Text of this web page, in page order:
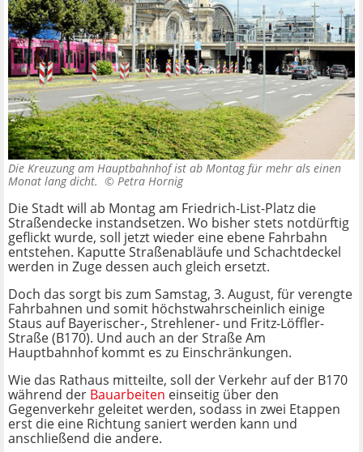
Die Kreuzung am Hauptbahnhof ist ab Montag für mehr als einen
Monat lang dicht. © Petra Hornig
Die Stadt will ab Montag am Friedrich-List-Platz die
Straßendecke instandsetzen. Wo bisher stets notdürftig
geflickt wurde, soll jetzt wieder eine ebene Fahrbahn
entstehen. Kaputte Straßenabläufe und Schachtdeckel
werden in Zuge dessen auch gleich ersetzt.
Doch das sorgt bis zum Samstag, 3. August, für verengte
Fahrbahnen und somit höchstwahrscheinlich einige
Staus auf Bayerischer-, Strehlener- und Fritz-Löffler-
Straße (B170). Und auch an der Straße Am
Hauptbahnhof kommt es zu Einschränkungen.
Wie das Rathaus mitteilte, soll der Verkehr auf der B170
während der Bauarbeiten einseitig über den
Gegenverkehr geleitet werden, sodass in zwei Etappen
erst die eine Richtung saniert werden kann und
anschließend die andere.